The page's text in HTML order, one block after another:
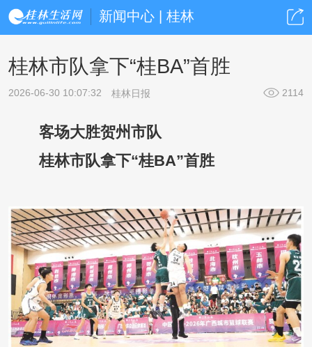
新闻中心 | 桂林
桂林市队拿下“桂BA”首胜
2026-06-30 10:07:32 桂林日报 2114
客场大胜贺州市队
桂林市队拿下“桂BA”首胜